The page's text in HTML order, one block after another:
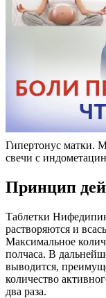
Гипертонус матки.
свечи с
Принцип
Таблетки
растворяются и
Максимальное
полчаса. В
выводится,
количество
два раза.